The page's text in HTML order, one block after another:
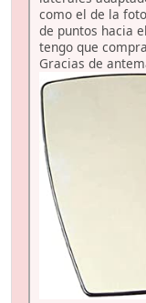
como el de la
de puntos hacia
tengo que
Gracias de